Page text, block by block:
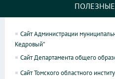
Сайт Администрации
Кедровый"
Сайт Департамента общего
Сайт Томского областного